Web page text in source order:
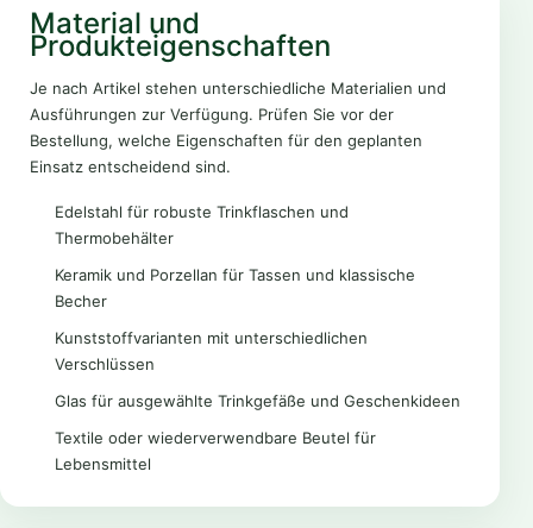
Material und
Produkteigenschaften
Je nach Artikel stehen unterschiedliche Materialien und
Ausführungen zur Verfügung. Prüfen Sie vor der
Bestellung, welche Eigenschaften für den geplanten
Einsatz entscheidend sind.
Edelstahl für robuste Trinkflaschen und
Thermobehälter
Keramik und Porzellan für Tassen und klassische
Becher
Kunststoffvarianten mit unterschiedlichen
Verschlüssen
Glas für ausgewählte Trinkgefäße und Geschenkideen
Textile oder wiederverwendbare Beutel für
Lebensmittel